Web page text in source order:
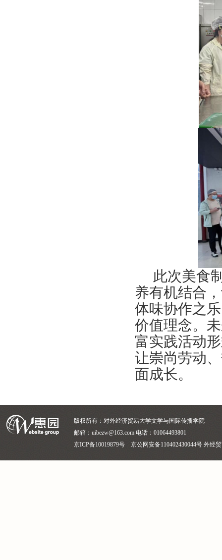
此次美食
养有机结合
体味协作之
价值理念。
富实践活动
让崇尚劳动
面成长。
版权所有：对外经济贸易大学文学与国际传播学院
邮箱：uibezw@163.com 电话：01064493801
京ICP备10019879号 京公网安备110402430044号 外经贸